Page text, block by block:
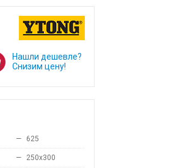
Нашли дешевле?
Снизим цену!
— 625
— 250x300